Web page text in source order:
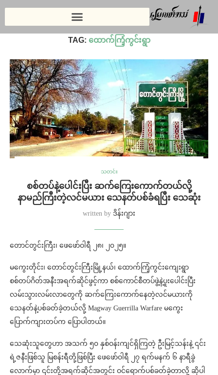
ထောက်ကြံ့ကွင်းရွာ
TAG: ထောက်ကြံ့ကွင်းရွာ
သတင်း
စစ်တပ်နဲ့ပေါင်းပြီး ဆက်ကြေးကောက်တယ်လို့
နာမည်ကြီးတဲ့လင်မယား သေနတ်ပစ်ခံရပြီး သေဆုံး
written by ဒိန်းဂျား
တောင်တွင်းကြီး၊ ဖေဖော်ဝါရီ ၂၈၊ ၂၀၂၅။
မကွေးတိုင်း၊ တောင်တွင်းကြီးမြို့နယ်၊ ထောက်ကြံ့ကွင်းကျေးရွာ
စစ်တပ်ဂိတ်အနီးအရက်ဆိုင်ဖွင့်ကာ စစ်ကောင်စီတပ်ဖွဲ့နဲ့ပူးပေါင်းပြီး
လမ်းသွားလမ်းလာတွေကို ဆက်ကြေးကောက်နေတဲ့လင်မယားကို
သေနတ်နဲ့ပစ်ခတ်ခဲ့တယ်လို့ Magway Guerrilla Warfare မကွေး
ပြောက်ကျားတပ်က ပြောပါတယ်။
သေဆုံးသူတွေဟာ အသက် ၅၀ နှစ်ဝန်းကျင်ရှိကြတဲ့ ဦးမြင့်သန်းနဲ့ ၎င်း
ရဲ့ဇနီးဖြစ်သူ မြစန်းရီတို့ဖြစ်ပြီး ဖေဖော်ဝါရီ ၂၇ ရက်မနက် ၆ နာရီခွဲ
လောက်မှာ ၎င်းတို့အရက်ဆိုင်အတွင်း ဝင်ရောက်ပစ်ခတ်ခဲ့တာလို့ ဆိုပါ